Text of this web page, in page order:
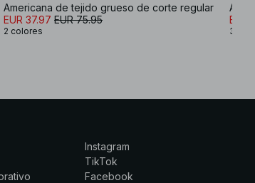
Americana de tejido grueso de corte regular
EUR 37.97 EUR 75.95
2 colores
EUR
3
Instagram
TikTok
Facebook